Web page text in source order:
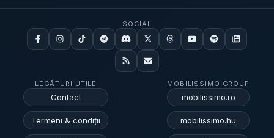
LEGĂTURI UTILE
Contact
Termeni & condiții
SOCIAL
MOBILISSIMO GROUP
mobilissimo.ro
mobilissimo.hu